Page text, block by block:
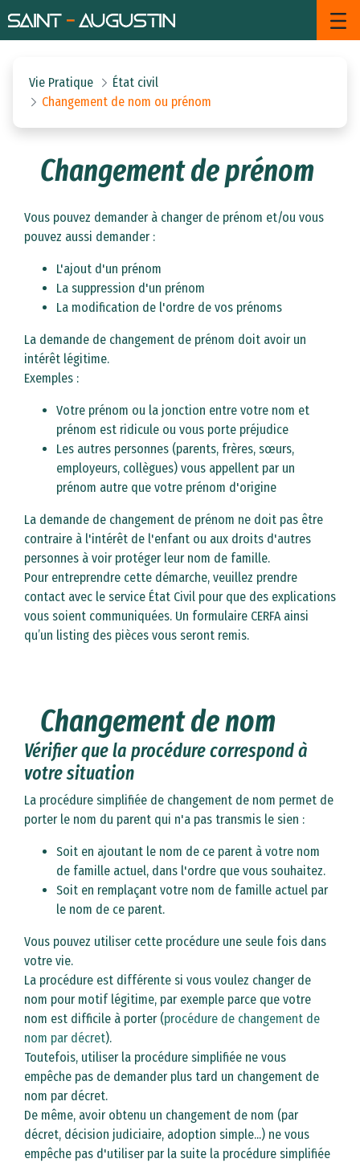
Saut au contenu principal
Changement de nom ou
Vie Pratique
État civil
Changement de nom ou prénom
Changement de prénom
Vous pouvez demander à changer de prénom et/ou vous
pouvez aussi demander :
L'ajout d'un prénom
La suppression d'un prénom
La modification de l'ordre de vos prénoms
La demande de changement de prénom doit avoir un
intérêt légitime.
Exemples :
Votre prénom ou la jonction entre votre nom et
prénom est ridicule ou vous porte préjudice
Les autres personnes (parents, frères, sœurs,
employeurs, collègues) vous appellent par un
prénom autre que votre prénom d'origine
La demande de changement de prénom ne doit pas être
contraire à l'intérêt de l'enfant ou aux droits d'autres
personnes à voir protéger leur nom de famille.
Pour entreprendre cette démarche, veuillez prendre
contact avec le service État Civil pour que des explications
vous soient communiquées. Un formulaire CERFA ainsi
qu’un listing des pièces vous seront remis.
Changement de nom
Vérifier que la procédure correspond à
votre situation
La procédure simplifiée de changement de nom permet de
porter le nom du parent qui n'a pas transmis le sien :
Soit en ajoutant le nom de ce parent à votre nom
de famille actuel, dans l'ordre que vous souhaitez.
Soit en remplaçant votre nom de famille actuel par
le nom de ce parent.
Vous pouvez utiliser cette procédure une seule fois dans
votre vie.
La procédure est différente si vous voulez changer de
nom pour motif légitime, par exemple parce que votre
nom est difficile à porter (procédure de changement de
nom par décret).
Toutefois, utiliser la procédure simplifiée ne vous
empêche pas de demander plus tard un changement de
nom par décret.
De même, avoir obtenu un changement de nom (par
décret, décision judiciaire, adoption simple...) ne vous
empêche pas d'utiliser par la suite la procédure simplifiée